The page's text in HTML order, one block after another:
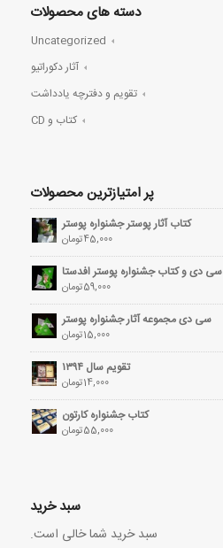
دسته های محصولات
Uncategorized
آثار دکوراتیو
تقویم و دفترچه یادداشت
کتاب و CD
پر امتیازترین محصولات
کتاب آثار پوستر جشنواره پوستر
45,000تومان
سی دی و کتاب جشنواره پوستر افدستا
59,000تومان
سی دی مجموعه آثار جشنواره پوستر
15,000تومان
تقویم سال ۱۳۹۴
14,000تومان
کتاب جشنواره کارتون
55,000تومان
سبد خرید
سبد خرید شما خالی است.